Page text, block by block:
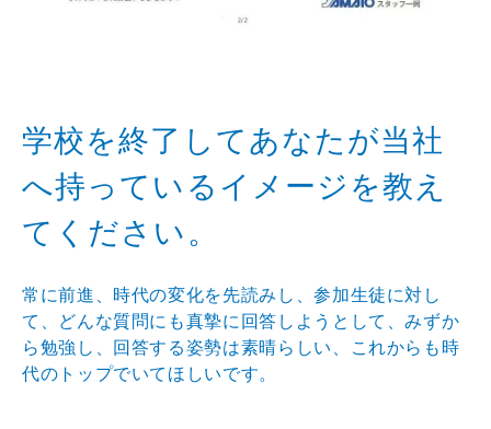
学校を終了してあなたが当社
へ持っているイメージを教え
てください。
常に前進、時代の変化を先読みし、参加生徒に対し
て、どんな質問にも真摯に回答しようとして、みずか
ら勉強し、回答する姿勢は素晴らしい、これからも時
代のトップでいてほしいです。